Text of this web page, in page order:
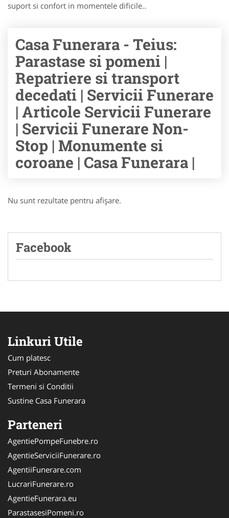
suport si confort in momentele dificile..
Casa Funerara - Teius:
Parastase si pomeni |
Repatriere si transport
decedati | Servicii Funerare
| Articole Servicii Funerare
| Servicii Funerare Non-
Stop | Monumente si
coroane | Casa Funerara |
Nu sunt rezultate pentru afişare.
Facebook
Linkuri Utile
Cum platesc
Preturi Abonamente
Termeni si Conditii
Sustine Casa Funerara
Parteneri
AgentiePompeFunebre.ro
AgentieServiciiFunerare.ro
AgentiiFunerare.com
LucrariFunerare.ro
AgentieFunerara.eu
ParastasesiPomeni.ro